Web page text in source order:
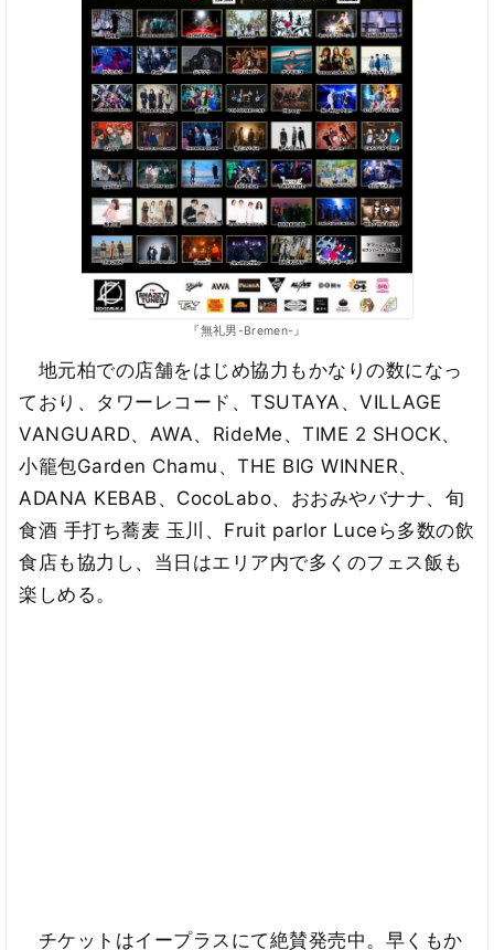
『無礼男-Bremen-』
地元柏での店舗をはじめ協力もかなりの数になっ
ており、タワーレコード、TSUTAYA、VILLAGE
VANGUARD、AWA、RideMe、TIME 2 SHOCK、
小籠包Garden Chamu、THE BIG WINNER、
ADANA KEBAB、CocoLabo、おおみやバナナ、旬
食酒 手打ち蕎麦 玉川、Fruit parlor Luceら多数の飲
食店も協力し、当日はエリア内で多くのフェス飯も
楽しめる。
チケットはイープラスにて絶賛発売中。早くもか